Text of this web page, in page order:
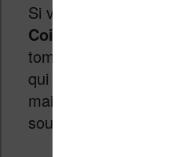
Si vous allez sur
un
Coin
, vous aurez
tomber sur quelqu’un
qui a une liseuse
mais qui ne s’en sert
souhaite s’en